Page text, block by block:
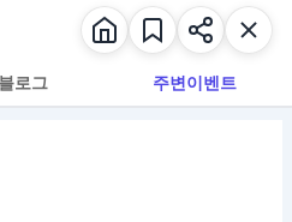
블로그 주변이벤트